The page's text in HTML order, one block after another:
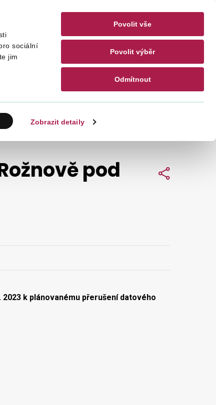
sociální
jim
Zobrazit detaily
Povolit vše
Povolit výběr
Odmítnout
CZ EN
pod
Sdílet
2023 k plánovanému přerušení datového